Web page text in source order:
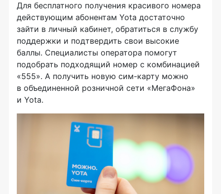
Для бесплатного получения красивого номера
действующим абонентам Yota достаточно
зайти в личный кабинет, обратиться в службу
поддержки и подтвердить свои высокие
баллы. Специалисты оператора помогут
подобрать подходящий номер с комбинацией
«555». А получить новую сим-карту можно
в объединенной розничной сети «МегаФона»
и Yota.